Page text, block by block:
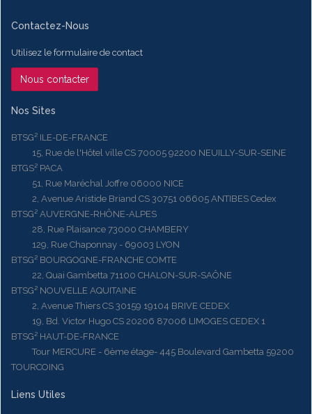
Contactez-Nous
Utilisez le formulaire de contact
Nous contacter
Nos Sites
BTSG² ILE-DE-FRANCE
15, Rue de l'Hôtel ville CS 70005 92200 NEUILLY-SUR-SEINE
BTGS² PACA
51, Rue Maréchal Joffre 06000 NICE
2, Avenue Aristide Briand CS 30751 06605 ANTIBES Cedex
BTSG² AUVERGNE-RHÔNE-ALPES
28, Rue Plaisance 73000 CHAMBERY
129, Rue Chaponnay - 69003 LYON
BTSG² BOURGOGNE-FRANCHE COMTE
22, Quai Gambetta 71100 CHALON-SUR-SAÔNE
BTSG² NOUVELLE AQUITAINE
2, Avenue Thiers CS 30159 19104 BRIVE CEDEX
19, Bd. Victor Hugo CS 20206 87006 LIMOGES CEDEX 1
BTSG² HAUT-DE-FRANCE
Tour MERCURE - 6ème étage- 445 Boulevard Gambetta 59200
TOURCOING
Liens Utiles